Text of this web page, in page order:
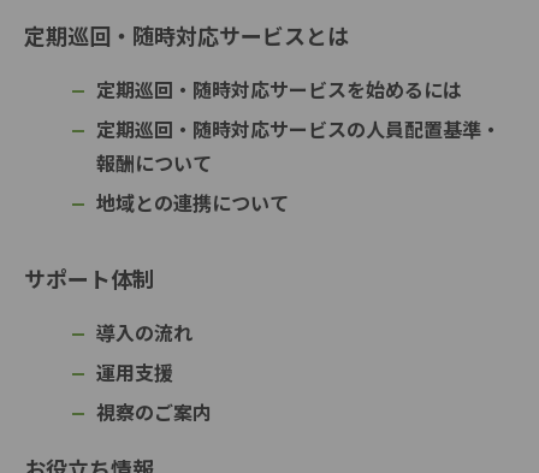
定期巡回・随時対応サービスとは
定期巡回・随時対応サービスを始めるには
定期巡回・随時対応サービスの人員配置基準・
報酬について
地域との連携について
サポート体制
導入の流れ
運用支援
視察のご案内